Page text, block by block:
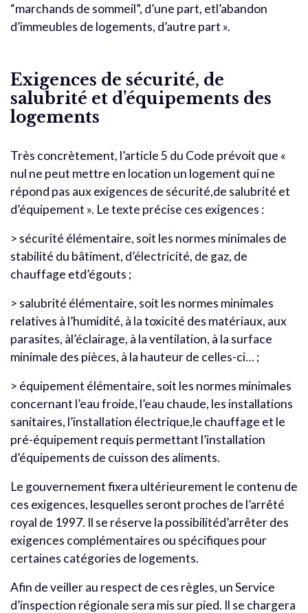
“marchands de sommeil”, d’une part, etl’abandon
d’immeubles de logements, d’autre part ».
Exigences de sécurité, de
salubrité et d’équipements des
logements
Très concrètement, l’article 5 du Code prévoit que «
nul ne peut mettre en location un logement qui ne
répond pas aux exigences de sécurité,de salubrité et
d’équipement ». Le texte précise ces exigences :
> sécurité élémentaire, soit les normes minimales de
stabilité du bâtiment, d’électricité, de gaz, de
chauffage etd’égouts ;
> salubrité élémentaire, soit les normes minimales
relatives à l’humidité, à la toxicité des matériaux, aux
parasites, àl’éclairage, à la ventilation, à la surface
minimale des pièces, à la hauteur de celles-ci… ;
> équipement élémentaire, soit les normes minimales
concernant l’eau froide, l’eau chaude, les installations
sanitaires, l’installation électrique,le chauffage et le
pré-équipement requis permettant l’installation
d’équipements de cuisson des aliments.
Le gouvernement fixera ultérieurement le contenu de
ces exigences, lesquelles seront proches de l’arrêté
royal de 1997. Il se réserve la possibilitéd’arrêter des
exigences complémentaires ou spécifiques pour
certaines catégories de logements.
Afin de veiller au respect de ces règles, un Service
d’inspection régionale sera mis sur pied. Il se chargera